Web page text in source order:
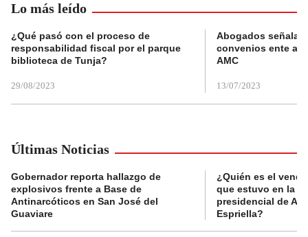
Lo más leído
¿Qué pasó con el proceso de
responsabilidad fiscal por el parque
biblioteca de Tunja?
29/08/2023
Abogados
convenios ente
AMC
13/07/2023
Últimas Noticias
Gobernador reporta hallazgo de
explosivos frente a Base de
Antinarcóticos en San José del
Guaviare
¿Quién es el
que estuvo en la
presidencial de
Espriella?